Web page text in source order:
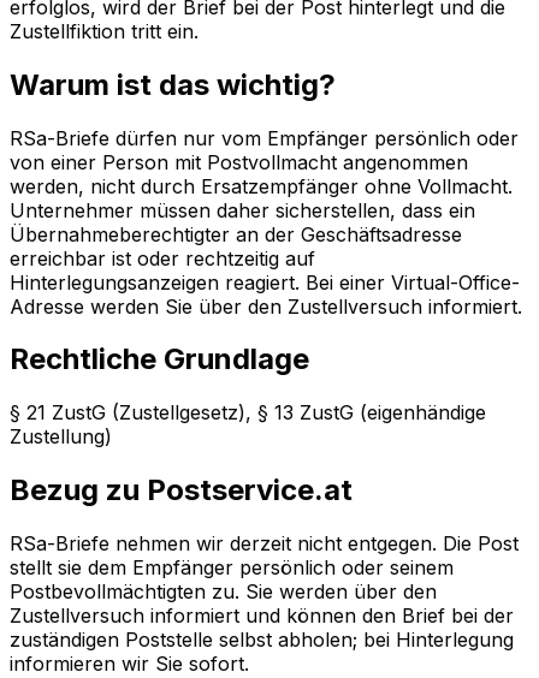
erfolglos, wird der Brief bei der Post hinterlegt und die
Zustellfiktion tritt ein.
Warum ist das wichtig?
RSa-Briefe dürfen nur vom Empfänger persönlich oder
von einer Person mit Postvollmacht angenommen
werden, nicht durch Ersatzempfänger ohne Vollmacht.
Unternehmer müssen daher sicherstellen, dass ein
Übernahmeberechtigter an der Geschäftsadresse
erreichbar ist oder rechtzeitig auf
Hinterlegungsanzeigen reagiert. Bei einer Virtual-Office-
Adresse werden Sie über den Zustellversuch informiert.
Rechtliche Grundlage
§ 21 ZustG (Zustellgesetz), § 13 ZustG (eigenhändige
Zustellung)
Bezug zu Postservice.at
RSa-Briefe nehmen wir derzeit nicht entgegen. Die Post
stellt sie dem Empfänger persönlich oder seinem
Postbevollmächtigten zu. Sie werden über den
Zustellversuch informiert und können den Brief bei der
zuständigen Poststelle selbst abholen; bei Hinterlegung
informieren wir Sie sofort.